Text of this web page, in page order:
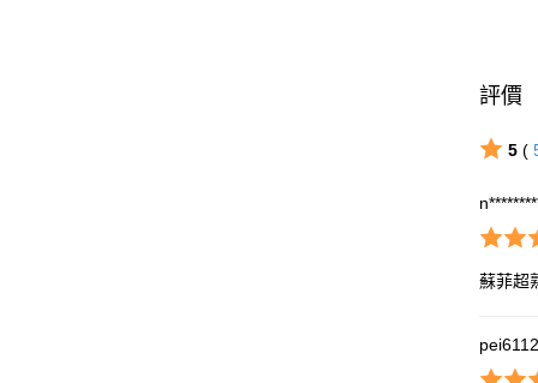
評價
5(
蘇菲超